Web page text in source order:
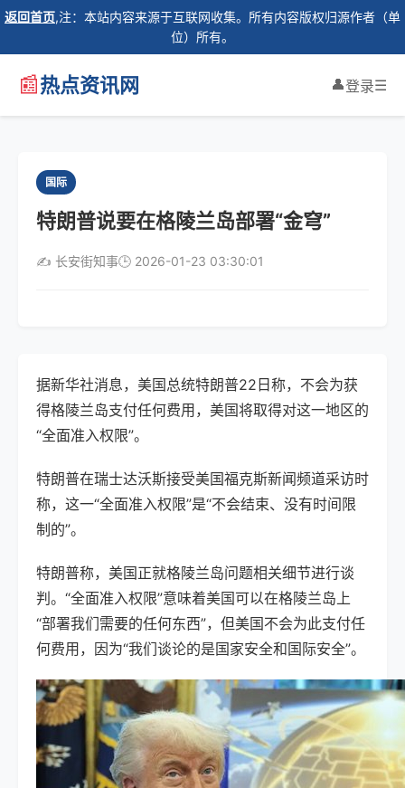
返回首页,注：本站内容来源于互联网收集。所有内容版权归源作者（单
位）所有。
📰热点资讯网 👤登录☰
国际
特朗普说要在格陵兰岛部署“金穹”
✍️ 长安街知事🕒 2026-01-23 03:30:01
据新华社消息，美国总统特朗普22日称，不会为获
得格陵兰岛支付任何费用，美国将取得对这一地区的
“全面准入权限”。
特朗普在瑞士达沃斯接受美国福克斯新闻频道采访时
称，这一“全面准入权限”是“不会结束、没有时间限
制的”。
特朗普称，美国正就格陵兰岛问题相关细节进行谈
判。“全面准入权限”意味着美国可以在格陵兰岛上
“部署我们需要的任何东西”，但美国不会为此支付任
何费用，因为“我们谈论的是国家安全和国际安全”。